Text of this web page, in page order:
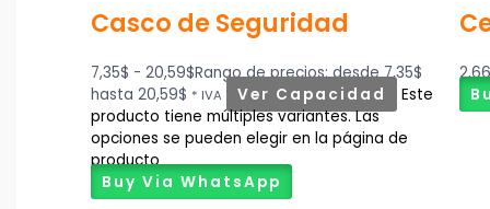
Casco de Seguridad
7,35$ - 20,59$Rango de precios: desde 7,35$
hasta 20,59$ * IVA Ver Capacidad
Este
producto tiene múltiples variantes. Las
opciones se pueden elegir en la página de
producto
Buy Via WhatsApp